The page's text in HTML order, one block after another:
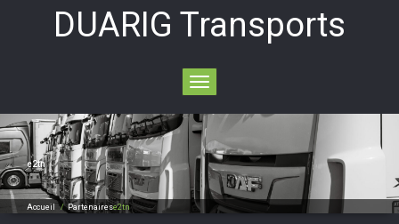
DUARIG Transports
Toggle
navigation
e2tn
Accueil /Partenairese2tn